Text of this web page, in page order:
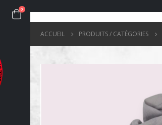
0
ACCUEIL PRODUITS / CATÉGORIES